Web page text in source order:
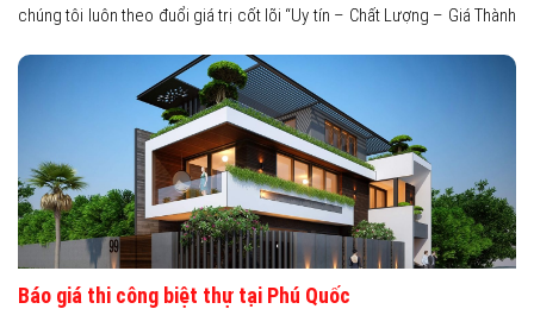
chúng tôi luôn theo đuổi giá trị cốt lõi “Uy tín – Chất Lượng – Giá Thành
dịch vụ trọn vẹn nhất. Trong bài viết này, với kinh nghiệm hơn 10 năm
trong lĩnh vực tư vấn, thiết kế và xây dựng biệt thự trọn gói, Nội thất Việt
Hùng sẽ chia sẻ đến bạn đọc 6 chìa khóa vàng giúp bạn dễ dàng sở
hữu căn biệt thự hoàn hảo cho gia đình mình. Hãy cùng theo dõi nhé!
Báo giá thi công biệt thự tại Phú Quốc